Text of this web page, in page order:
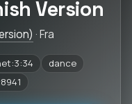
Version
· Fra
dance